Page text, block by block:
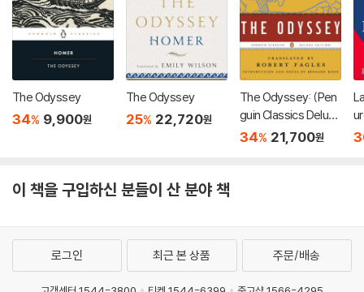
The Odyssey
34% 9,900원
The Odyssey
25% 22,720원
The Odyssey: (Pen
guin Classics Deluxe
Edition)
34% 21,700원
이 책을 구입하신 분들이 산 분야 책
로그인 최근 본 상품 주문/배송